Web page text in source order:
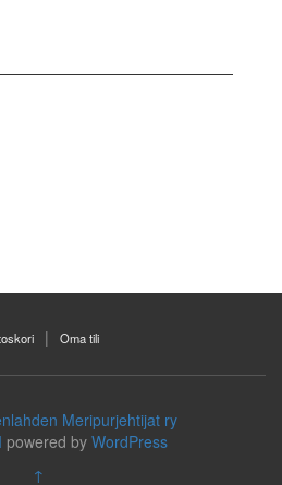
Oma tili
Meripurjehtijat ry
powered by WordPress
↑